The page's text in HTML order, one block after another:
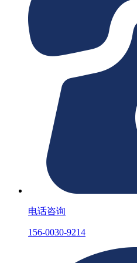
电话咨询
156-0030-9214